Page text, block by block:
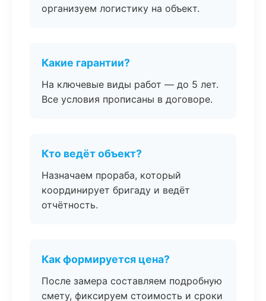
организуем логистику на объект.
Какие гарантии?
На ключевые виды работ — до 5 лет.
Все условия прописаны в договоре.
Кто ведёт объект?
Назначаем прораба, который
координирует бригаду и ведёт
отчётность.
Как формируется цена?
После замера составляем подробную
смету, фиксируем стоимость и сроки